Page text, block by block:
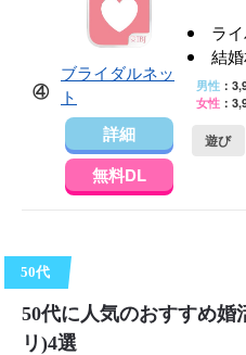
④
ブライダルネッ
ト
詳細
無料DL
ラ
結
男性：
女性：
遊び
50代
50代に人気のおすすめ婚
リ)4選